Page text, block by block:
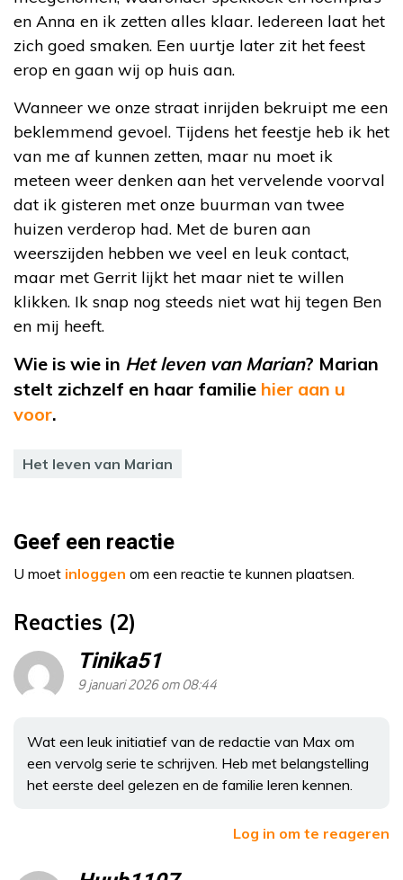
en Anna en ik zetten alles klaar. Iedereen laat het
zich goed smaken. Een uurtje later zit het feest
erop en gaan wij op huis aan.
Wanneer we onze straat inrijden bekruipt me een
beklemmend gevoel. Tijdens het feestje heb ik het
van me af kunnen zetten, maar nu moet ik
meteen weer denken aan het vervelende voorval
dat ik gisteren met onze buurman van twee
huizen verderop had. Met de buren aan
weerszijden hebben we veel en leuk contact,
maar met Gerrit lijkt het maar niet te willen
klikken. Ik snap nog steeds niet wat hij tegen Ben
en mij heeft.
Wie is wie in Het leven van Marian? Marian
stelt zichzelf en haar familie hier aan u
voor.
Het leven van Marian
Geef een reactie
U moet inloggen om een reactie te kunnen plaatsen.
Reacties (2)
Tinika51
9 januari 2026 om 08:44
Wat een leuk initiatief van de redactie van Max om
een vervolg serie te schrijven. Heb met belangstelling
het eerste deel gelezen en de familie leren kennen.
Log in om te reageren